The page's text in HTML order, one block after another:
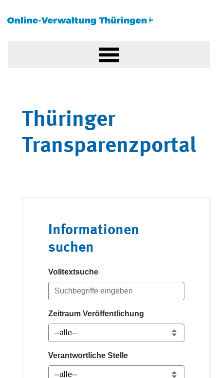
Thüringer
Transparenzportal
Informationen
suchen
Volltextsuche
Zeitraum Veröffentlichung
Verantwortliche Stelle